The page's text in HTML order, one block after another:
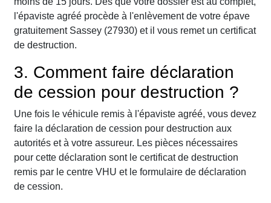
l'épaviste agréé procède à l'enlèvement de votre épave
gratuitement Sassey (27930) et il vous remet un certificat
de destruction.
3. Comment faire déclaration
de cession pour destruction ?
Une fois le véhicule remis à l'épaviste agréé, vous devez
faire la déclaration de cession pour destruction aux
autorités et à votre assureur. Les pièces nécessaires
pour cette déclaration sont le certificat de destruction
remis par le centre VHU et le formulaire de déclaration
de cession.